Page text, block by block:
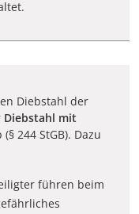
Diebstahl der
Diebstahl mit
(§ 244 StGB). Dazu
führen beim